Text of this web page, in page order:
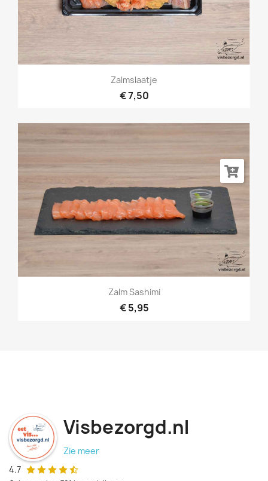
Zalmslaatje
€ 7,50
Zalm Sashimi
€ 5,95
Visbezorgd.nl
Zie meer
4.7